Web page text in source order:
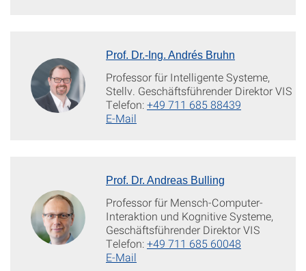
Prof. Dr.-Ing. Andrés Bruhn
Professor für Intelligente Systeme,
Stellv. Geschäftsführender Direktor VIS
Telefon:+49 711 685 88439
E-Mail
Prof. Dr. Andreas Bulling
Professor für Mensch-Computer-
Interaktion und Kognitive Systeme,
Geschäftsführender Direktor VIS
Telefon:+49 711 685 60048
E-Mail